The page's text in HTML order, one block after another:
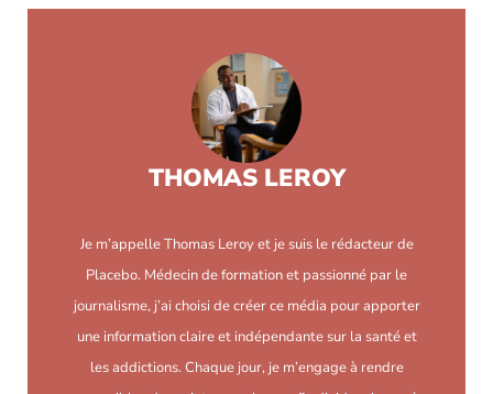
THOMAS LEROY
Je m’appelle Thomas Leroy et je suis le rédacteur de
Placebo. Médecin de formation et passionné par le
journalisme, j’ai choisi de créer ce média pour apporter
une information claire et indépendante sur la santé et
les addictions. Chaque jour, je m’engage à rendre